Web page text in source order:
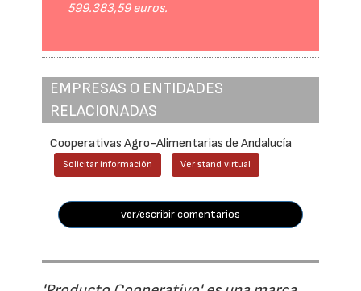
599.383,59 euros.
EMPRESAS O ENTIDADES
RELACIONADAS
Cooperativas Agro-Alimentarias de Andalucía
Solicitar información Ver stand virtual
ver/escribir comentarios